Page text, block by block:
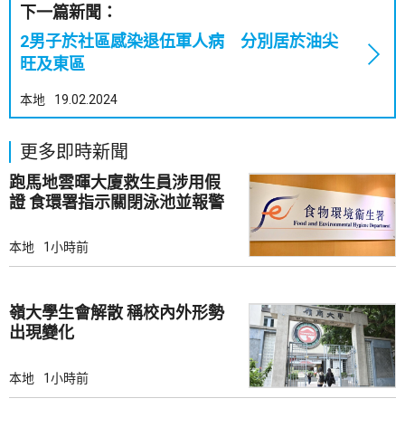
下一篇新聞：
2男子於社區感染退伍軍人病 分別居於油尖
旺及東區
本地 19.02.2024
更多即時新聞
跑馬地雲暉大廈救生員涉用假
證 食環署指示關閉泳池並報警
本地 1小時前
嶺大學生會解散 稱校內外形勢
出現變化
本地 1小時前